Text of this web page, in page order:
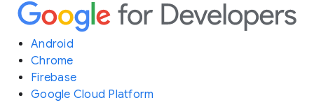
Android
Chrome
Firebase
Google Cloud Platform